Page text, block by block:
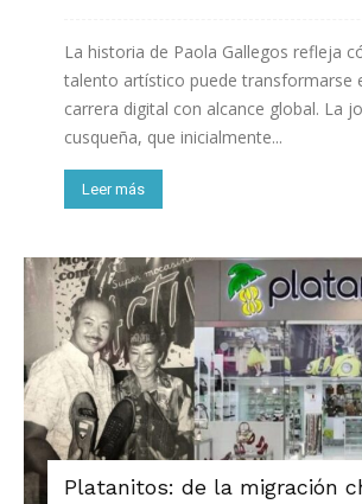
La historia de Paola Gallegos refleja
talento artístico puede transformarse
carrera digital con alcance global. La
cusqueña, que inicialmente...
Leer más
Platanitos: de la migración